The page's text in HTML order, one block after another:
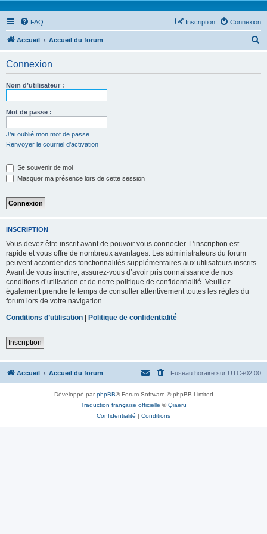
FAQ Connexion
Inscription
Accueil Accueil du forum
Connexion
Nom d’utilisateur :
Mot de passe :
J’ai oublié mon mot de passe
Renvoyer le courriel d’activation
Se souvenir de moi
Masquer ma présence lors de cette session
INSCRIPTION
Vous devez être inscrit avant de pouvoir vous connecter. L’inscription est
rapide et vous offre de nombreux avantages. Les administrateurs du forum
peuvent accorder des fonctionnalités supplémentaires aux utilisateurs inscrits.
Avant de vous inscrire, assurez-vous d’avoir pris connaissance de nos
conditions d’utilisation et de notre politique de confidentialité. Veuillez
également prendre le temps de consulter attentivement toutes les règles du
forum lors de votre navigation.
Conditions d’utilisation | Politique de confidentialité
Inscription
Accueil Accueil du forum Fuseau horaire sur UTC+02:00
Développé parphpBB® Forum Software © phpBB Limited
Traduction française officielle ©Qiaeru
Confidentialité | Conditions